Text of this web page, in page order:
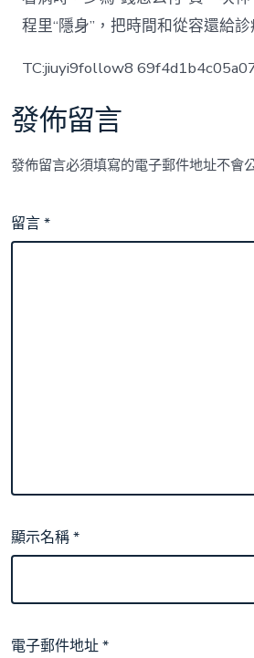
程里“隱身”，把時間和從容還給診
TC:jiuyi9follow8
發佈留言
發佈留言必須填寫的電子郵件地址不會
留言*
顯示名稱*
電子郵件地址*